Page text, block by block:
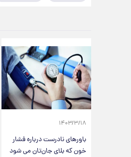
۱۴۰۳/۳/۱۸
باورهای نادرست درباره فشار
خون که بلای جان‌تان می شود